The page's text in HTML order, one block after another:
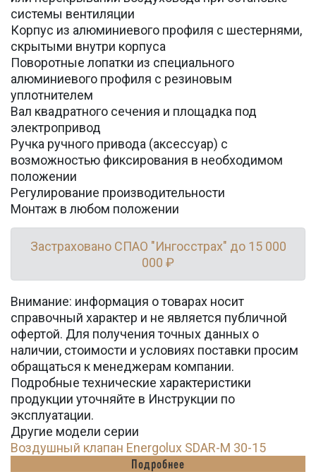
системы вентиляции
Корпус из алюминиевого профиля с шестернями,
скрытыми внутри корпуса
Поворотные лопатки из специального
алюминиевого профиля с резиновым
уплотнителем
Вал квадратного сечения и площадка под
электропривод
Ручка ручного привода (аксессуар) с
возможностью фиксирования в необходимом
положении
Регулирование производительности
Монтаж в любом положении
Застраховано СПАО "Ингосстрах" до 15 000
000 ₽
Внимание: информация о товарах носит
справочный характер и не является публичной
офертой. Для получения точных данных о
наличии, стоимости и условиях поставки просим
обращаться к менеджерам компании.
Подробные технические характеристики
продукции уточняйте в Инструкции по
эксплуатации.
Другие модели серии
Воздушный клапан Energolux SDAR-M 30-15
Подробнее